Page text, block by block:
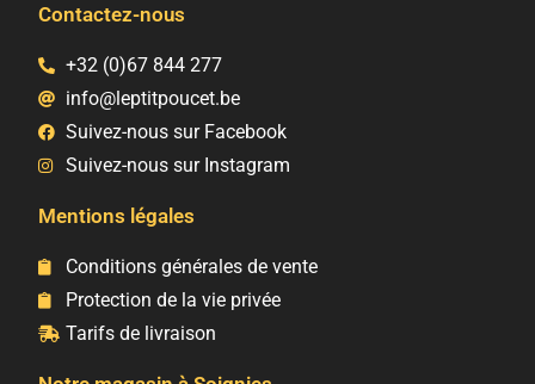
Contactez-nous
+32 (0)67 844 277
info@leptitpoucet.be
Suivez-nous sur Facebook
Suivez-nous sur Instagram
Mentions légales
Conditions générales de vente
Protection de la vie privée
Tarifs de livraison